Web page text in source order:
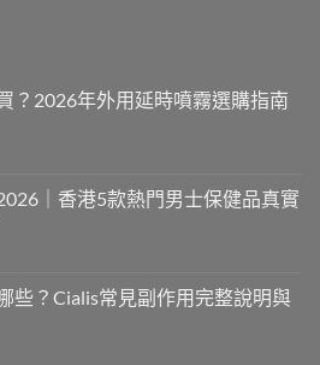
？2026年外用延時噴霧選購指南
｜香港5款熱門男士保健品真實
些？Cialis常見副作用完整說明與